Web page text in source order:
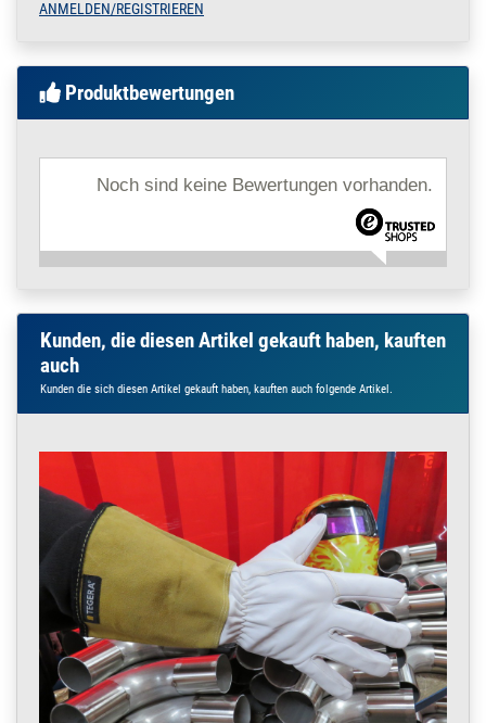
Inhalt Spraydose:
300 Milliliter
ANMELDEN/REGISTRIEREN
Produktbewertungen
Noch sind keine Bewertungen vorhanden.
Kunden, die diesen Artikel gekauft haben, kauften
auch
Kunden die sich diesen Artikel gekauft haben, kauften auch folgende Artikel.